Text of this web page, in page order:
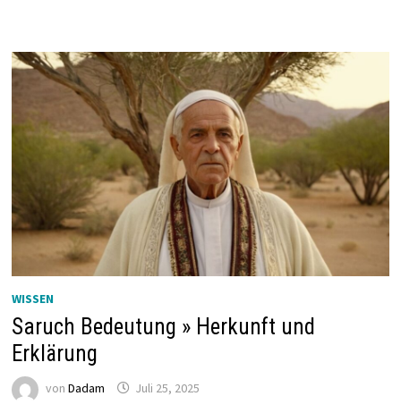
WISSEN
Saruch Bedeutung » Herkunft und
Erklärung
von Dadam Juli 25, 2025